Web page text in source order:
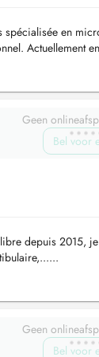
spécialisée en
Actuellement
Geen
Bel voor
depuis 2015,
Geen
Bel voor